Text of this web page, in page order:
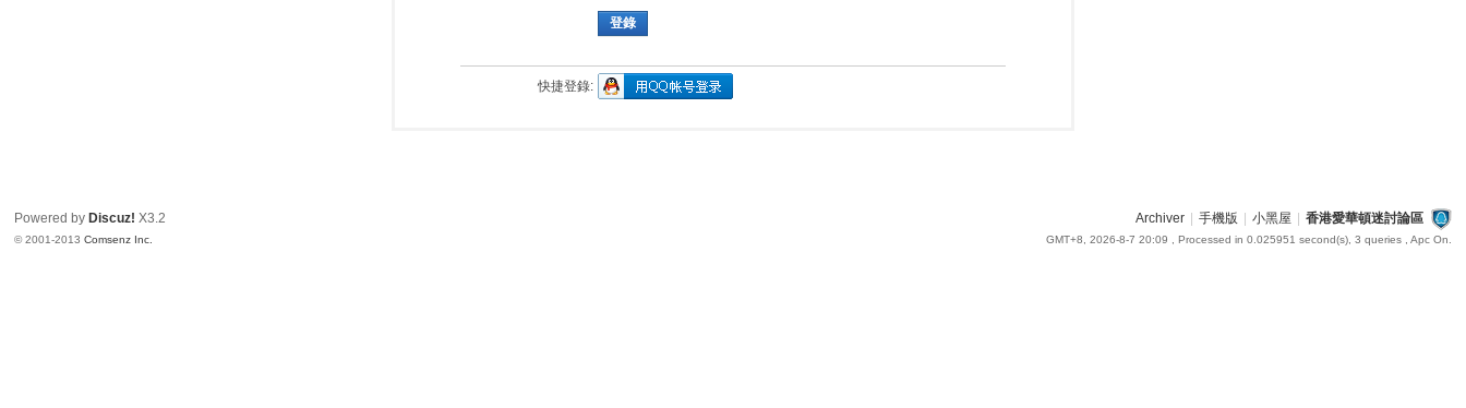
登錄
快捷登錄:
Archiver 手機版 小黑屋 香港愛華頓迷討論區
GMT+8, 2026-8-7 20:09 , Processed in 0.025951 second(s), 3 queries , Apc On.
Powered by Discuz! X3.2
© 2001-2013Comsenz Inc.